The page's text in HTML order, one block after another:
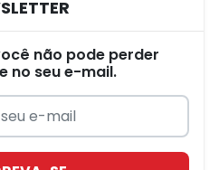
não pode perder
no seu e-mail.